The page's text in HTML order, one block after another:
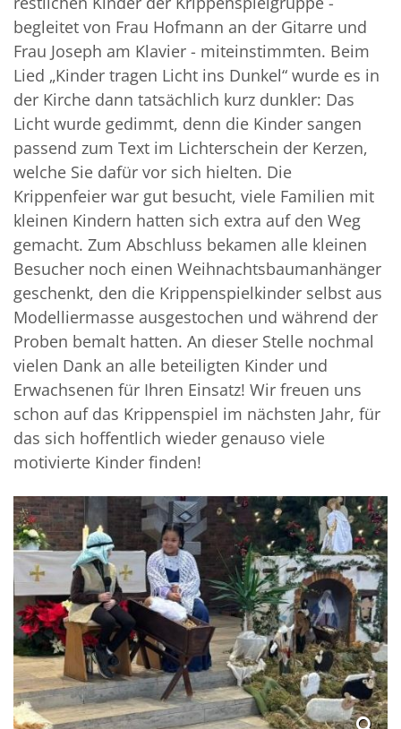
begleitet von Frau Hofmann an der Gitarre und
Frau Joseph am Klavier - miteinstimmten. Beim
Lied „Kinder tragen Licht ins Dunkel“ wurde es in
der Kirche dann tatsächlich kurz dunkler: Das
Licht wurde gedimmt, denn die Kinder sangen
passend zum Text im Lichterschein der Kerzen,
welche Sie dafür vor sich hielten. Die
Krippenfeier war gut besucht, viele Familien mit
kleinen Kindern hatten sich extra auf den Weg
gemacht. Zum Abschluss bekamen alle kleinen
Besucher noch einen Weihnachtsbaumanhänger
geschenkt, den die Krippenspielkinder selbst aus
Modelliermasse ausgestochen und während der
Proben bemalt hatten. An dieser Stelle nochmal
vielen Dank an alle beteiligten Kinder und
Erwachsenen für Ihren Einsatz! Wir freuen uns
schon auf das Krippenspiel im nächsten Jahr, für
das sich hoffentlich wieder genauso viele
motivierte Kinder finden!